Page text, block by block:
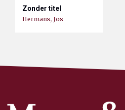
Zonder titel
Hermans, Jos